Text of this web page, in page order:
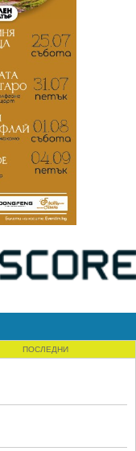
ПОСЛЕДНИ